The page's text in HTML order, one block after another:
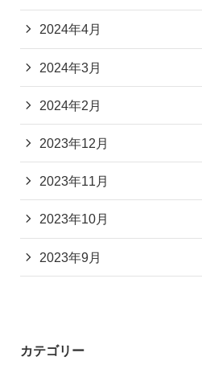
2024年4月
2024年3月
2024年2月
2023年12月
2023年11月
2023年10月
2023年9月
カテゴリー